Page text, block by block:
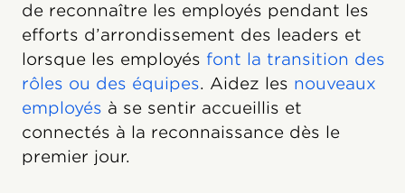
de reconnaître les employés pendant les
efforts d’arrondissement des leaders et
lorsque les employés font la transition des
rôles ou des équipes. Aidez les nouveaux
employés à se sentir accueillis et
connectés à la reconnaissance dès le
premier jour.